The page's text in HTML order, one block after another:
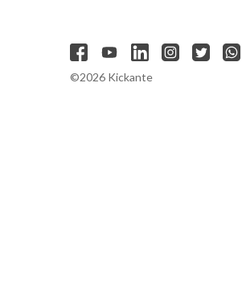
©2026 Kickante